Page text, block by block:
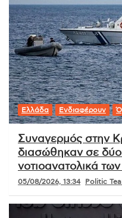
Ελλάδα Ενδιαφέρουν
Συναγερμός στην
διασώθηκαν σε δύο
νοτιοανατολικά
05/08/2026, 13:34 Politic